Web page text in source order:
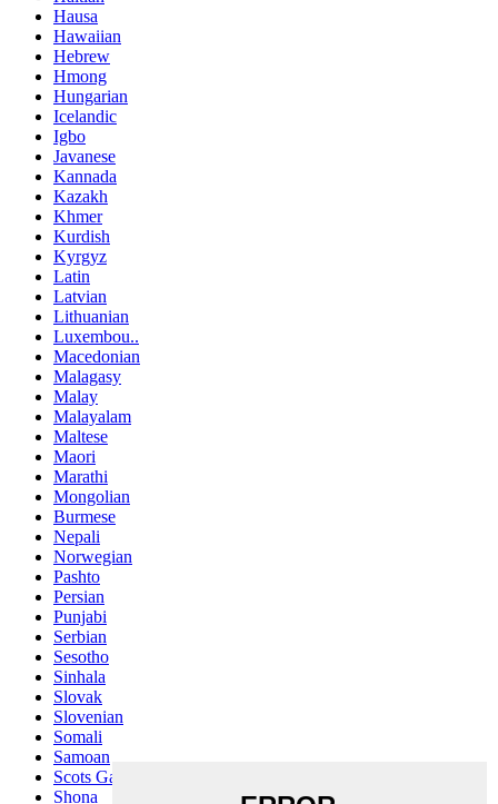
Hausa
Hawaiian
Hebrew
Hmong
Hungarian
Icelandic
Igbo
Javanese
Kannada
Kazakh
Khmer
Kurdish
Kyrgyz
Latin
Latvian
Lithuanian
Luxembou..
Macedonian
Malagasy
Malay
Malayalam
Maltese
Maori
Marathi
Mongolian
Burmese
Nepali
Norwegian
Pashto
Persian
Punjabi
Serbian
Sesotho
Sinhala
Slovak
Slovenian
Somali
Samoan
Scots Gaelic
Shona